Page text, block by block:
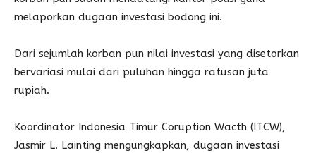
melaporkan dugaan investasi bodong ini.
Dari sejumlah korban pun nilai investasi yang disetorkan
bervariasi mulai dari puluhan hingga ratusan juta
rupiah.
Koordinator Indonesia Timur Coruption Wacth (ITCW),
Jasmir L. Lainting mengungkapkan, dugaan investasi